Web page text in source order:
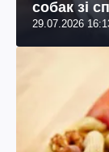
собак зі
29.07.2026